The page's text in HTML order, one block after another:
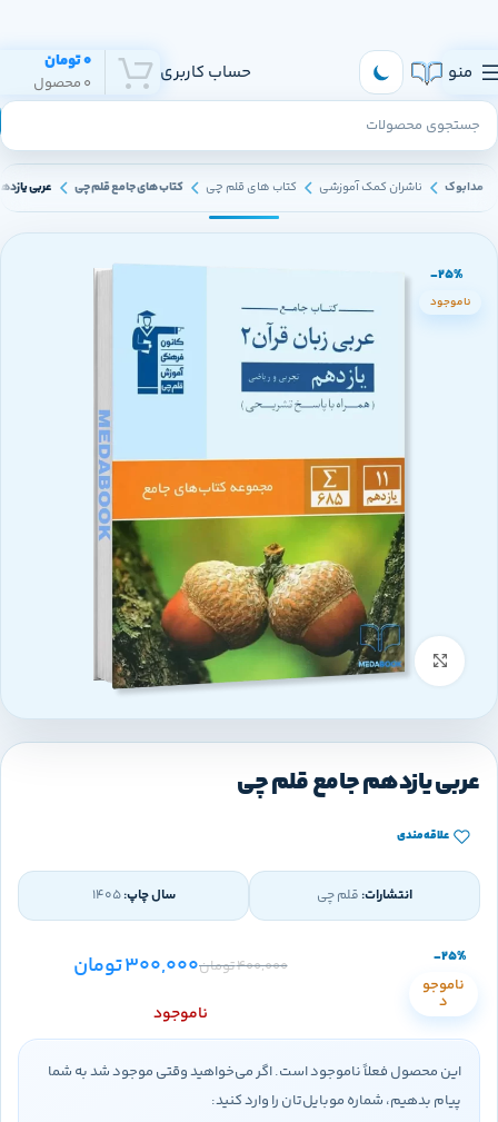
منو حساب کاربری 0 محصول
0تومان
مدابوک ناشران کمک آموزشی کتاب های قلم چی کتاب های جامع قلم چی عربی
-25%
ناموجود
بزرگنمایی تصویر
عربی یازدهم جامع قلم چی
علاقه‌مندی
انتشارات: قلم چی سال چاپ:1405
-25%
ناموجو
د
400,000تومان300,000تومان
ناموجود
این محصول فعلاً ناموجود است. اگر می‌خواهید وقتی موجود شد به شما
پیام بدهیم، شماره موبایل‌تان را وارد کنید: